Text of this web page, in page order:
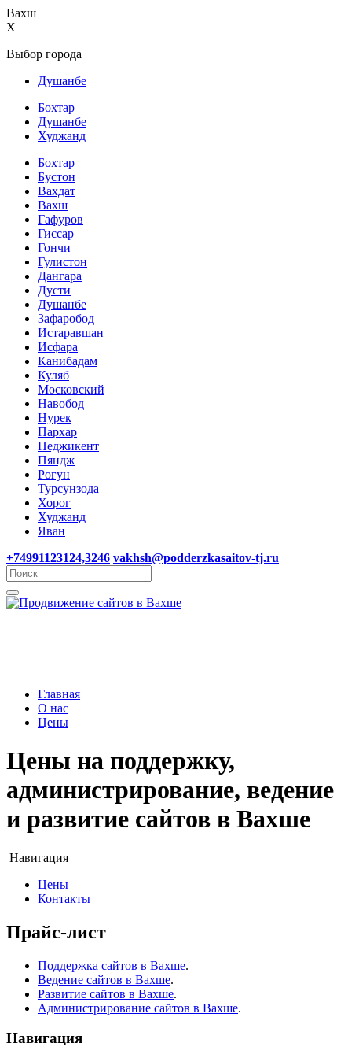
Вахш
X
Выбор города
Душанбе
Бохтар
Душанбе
Худжанд
Бохтар
Бустон
Вахдат
Вахш
Гафуров
Гиссар
Гончи
Гулистон
Дангара
Дусти
Душанбе
Зафаробод
Истаравшан
Исфара
Канибадам
Куляб
Московский
Навобод
Нурек
Пархар
Педжикент
Пяндж
Рогун
Турсунзода
Хорог
Худжанд
Яван
+74991123124,3246 vakhsh@podderzkasaitov-tj.ru
Главная
О нас
Цены
Цены на поддержку,
администрирование, ведение
и развитие сайтов в Вахше
Навигация
Цены
Контакты
Прайс-лист
Поддержка сайтов в Вахше.
Ведение сайтов в Вахше.
Развитие сайтов в Вахше.
Администрирование сайтов в Вахше.
Навигация